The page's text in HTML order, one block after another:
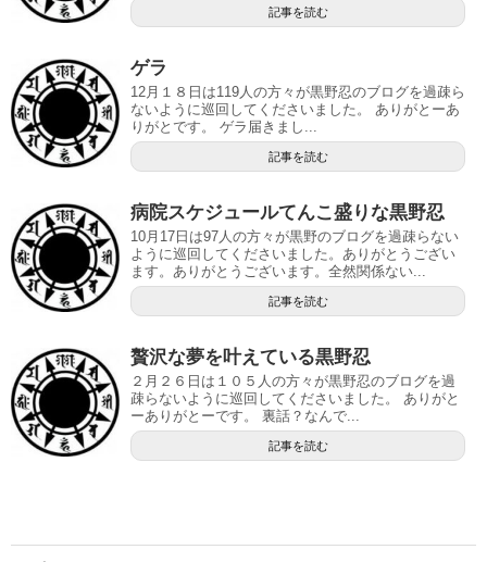
記事を読む
ゲラ
12月１８日は119人の方々が黒野忍のブログを過疎ら
ないように巡回してくださいました。 ありがとーあ
りがとです。 ゲラ届きまし...
記事を読む
病院スケジュールてんこ盛りな黒野忍
10月17日は97人の方々が黒野のブログを過疎らない
ように巡回してくださいました。ありがとうござい
ます。ありがとうございます。全然関係ない...
記事を読む
贅沢な夢を叶えている黒野忍
２月２６日は１０５人の方々が黒野忍のブログを過
疎らないように巡回してくださいました。 ありがと
ーありがとーです。 裏話？なんで...
記事を読む